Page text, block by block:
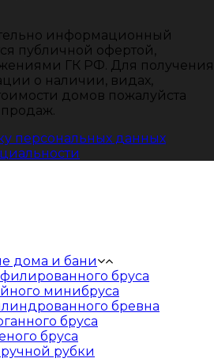
информационный
публичной офертой,
ГК РФ. Для получения
о наличии, видах,
домов пожалуйста
персональных данных
дома и бани
бруса
минибруса
бревна
бруса
бруса
рубки